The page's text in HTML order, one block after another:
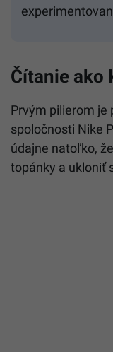
Čítanie ako
Prvým pilierom
spoločnosti Nike
údajne natoľko,
topánky a ukloniť